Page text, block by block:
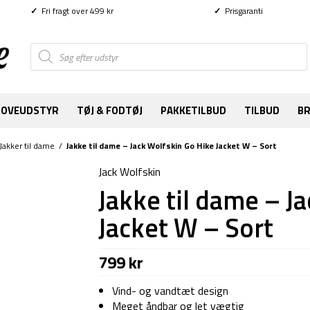
✓ Fri fragt over 499 kr ✓ Prisgaranti
Products
search
TØJ & FODTØJ PAKKETILBUD TILBUD
Jakker til dame / Jakke til dame – Jack Wolfskin Go Hike Jacket W – Sort
Jack Wolfskin
Jakke til dame –
Jacket W – Sort
799kr
Vind- og vandtæt design
Meget åndbar og let vægtig